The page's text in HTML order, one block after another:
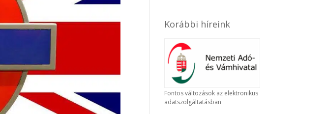
Korábbi híreink
Fontos változások az elektronikus
adatszolgáltatásban